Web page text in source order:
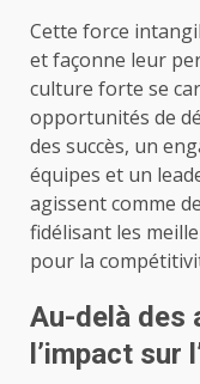
Cette force
et façonne leur
culture forte se
opportunités de
des succès, un
équipes et un
agissent comme
fidélisant les
pour la
Au-delà des
l’impact sur